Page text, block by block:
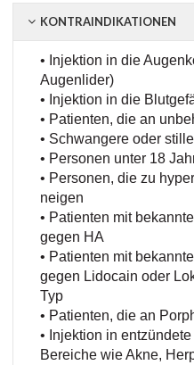
KONTRAINDIKATIONEN
• Injektion in die
Augenlider)
• Injektion in die
• Patienten, die an
• Schwangere oder
• Personen unter 18
• Personen, die zu
neigen
• Patienten mit
gegen HA
• Patienten mit
gegen Lidocain oder
Typ
• Patienten, die an
• Injektion in
Bereiche wie Akne,